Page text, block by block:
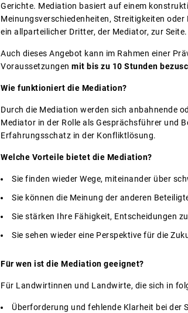
Gerichte. Mediation basiert auf einem
Meinungsverschiedenheiten, Streitigkeiten
ein allparteilicher Dritter, der Mediator, zur Seite.
Auch dieses Angebot kann im Rahmen einer
Voraussetzungen mit bis zu 10 Stunden
Wie funktioniert die Mediation?
Durch die Mediation werden sich anbahnende
Mediator in der Rolle als Gesprächsführer und
Erfahrungsschatz in der Konfliktlösung.
Welche Vorteile bietet die Mediation?
Sie finden wieder Wege, miteinander über
Sie können die Meinung der anderen
Sie stärken Ihre Fähigkeit, Entscheidungen
Sie sehen wieder eine Perspektive für die
Für wen ist die Mediation geeignet?
Für Landwirtinnen und Landwirte, die sich in
Überforderung und fehlende Klarheit bei der